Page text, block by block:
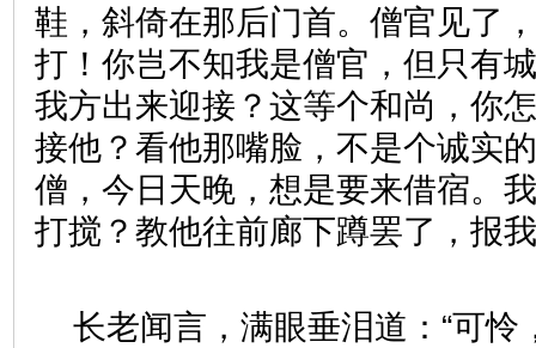
鞋，斜倚在那后门首。僧官见了
打！你岂不知我是僧官，但只有
我方出来迎接？这等个和尚，你
接他？看他那嘴脸，不是个诚实
僧，今日天晚，想是要来借宿。
打搅？教他往前廊下蹲罢了，报
长老闻言，满眼垂泪道：“可怜